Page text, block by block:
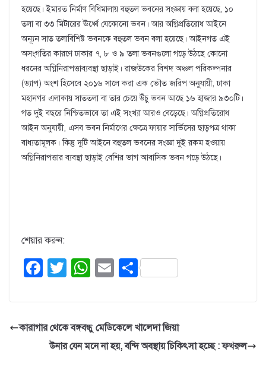
হয়েছে। ইমারত নির্মাণ বিধিমালায় বহুতল ভবনের সংজ্ঞায় বলা হয়েছে, ১০
তলা বা ৩৩ মিটারের ঊর্ধ্বে যেকোনো ভবন। আর অগ্নিপ্রতিরোধ আইনে
অন্যূন সাত তলাবিশিষ্ট ভবনকে বহুতল ভবন বলা হয়েছে। আইনগত এই
অসংগতির কারণে ঢাকার ৭, ৮ ও ৯ তলা ভবনগুলো গড়ে উঠছে কোনো
ধরনের অগ্নিনিরাপত্তাব্যবস্থা ছাড়াই। রাজউকের বিশদ অঞ্চল পরিকল্পনার
(ড্যাপ) অংশ হিসেবে ২০১৬ সালে করা এক ভৌত জরিপ অনুযায়ী, ঢাকা
মহানগর এলাকায় সাততলা বা তার চেয়ে উঁচু ভবন আছে ১৬ হাজার ৯৩০টি।
গত দুই বছরে নিশ্চিতভাবে তা এই সংখ্যা আরও বেড়েছে। অগ্নিপ্রতিরোধ
আইন অনুযায়ী, এসব ভবন নির্মাণের ক্ষেত্রে ফায়ার সার্ভিসের ছাড়পত্র থাকা
বাধ্যতামূলক। কিন্তু দুটি আইনে বহুতল ভবনের সংজ্ঞা দুই রকম হওয়ায়
অগ্নিনিরাপত্তার ব্যবস্থা ছাড়াই বেশির ভাগ আবাসিক ভবন গড়ে উঠছে।
শেয়ার করুন:
F
e
b
T
er
W
s
A
E S
e
কারাগার থেকে বঙ্গবন্ধু মেডিকেলে খালেদা জিয়া
উনার যেন মনে না হয়, বন্দি অবস্থায় চিকিৎসা হচ্ছে : ফখরুল